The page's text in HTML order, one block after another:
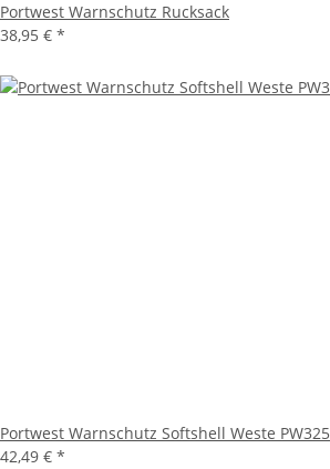
Portwest Warnschutz Rucksack
38,95 € *
Portwest Warnschutz Softshell Weste PW325
42,49 € *